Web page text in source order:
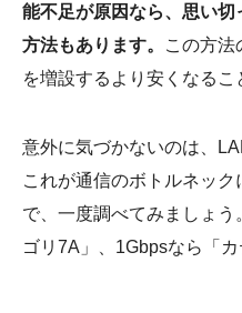
能不足が原因なら、思い
方法もあります。
この方法
を増設するより安くなるこ
意外に気づかないのは、
これが通信のボトルネッ
で、一度調べてみましょ
ゴリ7A」、1Gbpsなら「